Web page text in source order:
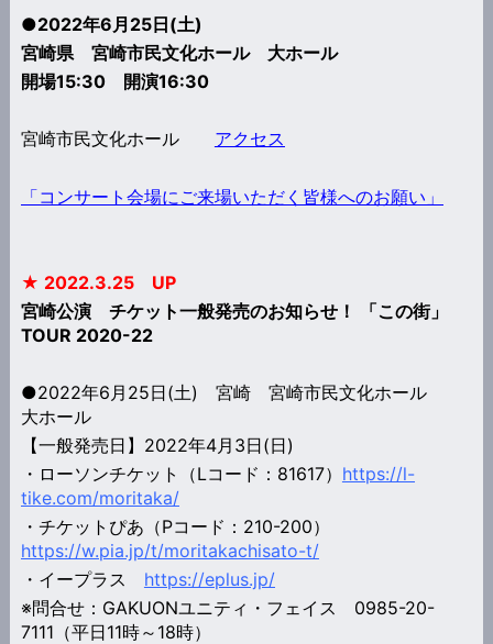
●2022年6月25日(土)
宮崎県 宮崎市民文化ホール 大ホール
開場15:30 開演16:30
宮崎市民文化ホール アクセス
「コンサート会場にご来場いただく皆様へのお願い」
★ 2022.3.25 UP
宮崎公演 チケット一般発売のお知らせ！ 「この街」
TOUR 2020-22
●2022年6月25日(土) 宮崎 宮崎市民文化ホール
大ホール
【一般発売日】2022年4月3日(日)
・ローソンチケット（Lコード：81617） https://l-
tike.com/moritaka/
・チケットぴあ（Pコード：210-200）
https://w.pia.jp/t/moritakachisato-t/
・イープラス https://eplus.jp/
※問合せ：GAKUONユニティ・フェイス 0985-20-
7111（平日11時～18時）